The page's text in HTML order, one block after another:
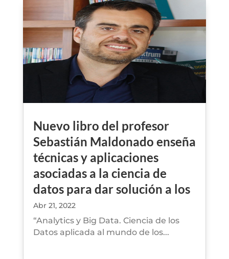
Nuevo libro del profesor
Sebastián Maldonado enseña
técnicas y aplicaciones
asociadas a la ciencia de
datos para dar solución a los
problemas de negocios
Abr 21, 2022
“Analytics y Big Data. Ciencia de los
Datos aplicada al mundo de los...